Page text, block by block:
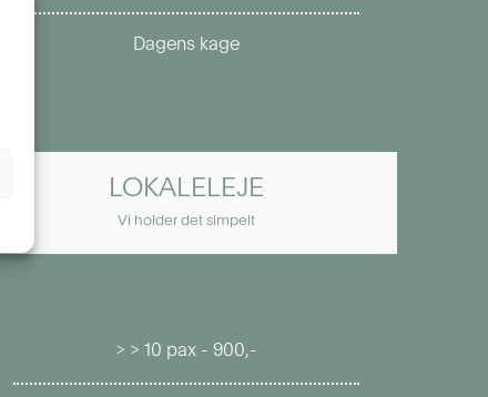
Dagens kage
LOKALELEJE
Vi holder det simpelt
> > 10 pax - 900,-